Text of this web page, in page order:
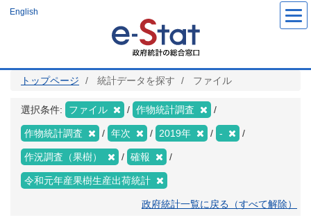
ツ
English
トップページ 統計データを探す ファイル
選択条件: ファイル 作物統計調査
作物統計調査 年次 2019年 -
作況調査（果樹） 確報
令和元年産果樹生産出荷統計
政府統計一覧に戻る（すべて解除）